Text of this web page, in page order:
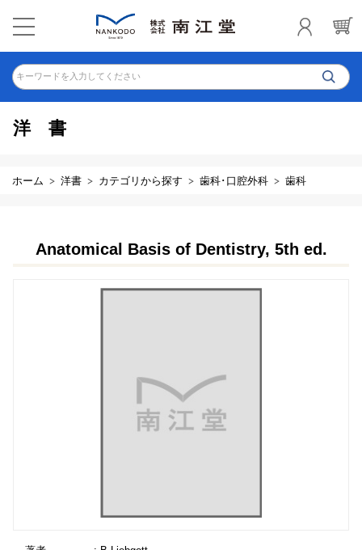
キーワードを入力してください
洋書
ホーム 洋書 カテゴリから探す 歯科･口腔外科 歯科
Anatomical Basis of Dentistry, 5th ed.